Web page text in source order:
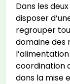
Dans les
disposer
regrouper
domaine des
coordination
dans la mise